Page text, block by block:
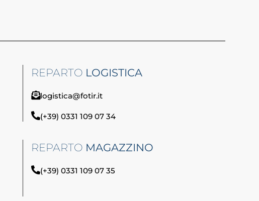
REPARTO LOGISTICA
logistica@fotir.it
(+39) 0331 109 07 34
REPARTO MAGAZZINO
(+39) 0331 109 07 35